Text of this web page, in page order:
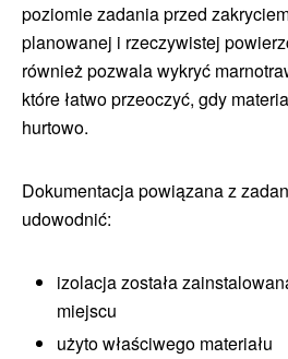
poziomie zadania przed
planowanej i rzeczywistej
również pozwala wykryć
które łatwo przeoczyć, gdy
hurtowo.
Dokumentacja powiązana z
udowodnić:
izolacja została
miejscu
użyto właściwego materiału